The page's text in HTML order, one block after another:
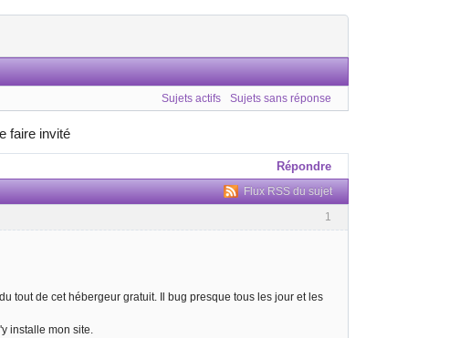
Sujets actifs Sujets sans réponse
faire invité
Répondre
Flux RSS du sujet
1
tout de cet hébergeur gratuit. Il bug presque tous les jour et les
installe mon site.